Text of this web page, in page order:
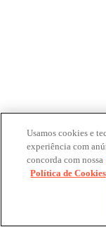
Usamos cookies e
experiência com
concorda com nossa
Política de Cookies